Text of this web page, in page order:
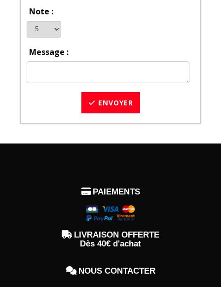
Note :
Message :
ENVOYER
 PAIEMENTS
 LIVRAISON OFFERTE
Dès 40€ d'achat
 NOUS CONTACTER